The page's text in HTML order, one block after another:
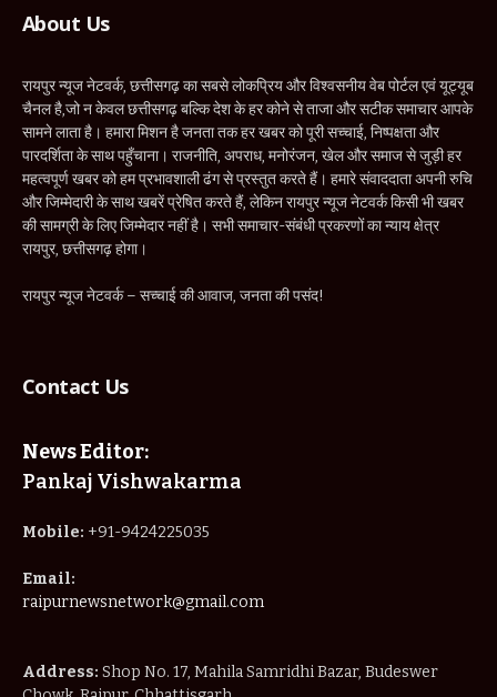
रायपुर, छत्तीसगढ़ होगा।
रायपुर न्यूज नेटवर्क – सच्चाई की आवाज, जनता की पसंद!
Contact Us
News Editor:
Pankaj Vishwakarma
raipurnewsnetwork@gmail.com
Address:Shop No. 17, Mahila Samridhi Bazar, Budeswer
Chowk, Raipur, Chhattisgarh
IMPORTANT PAGES
Home
Privacy Policy